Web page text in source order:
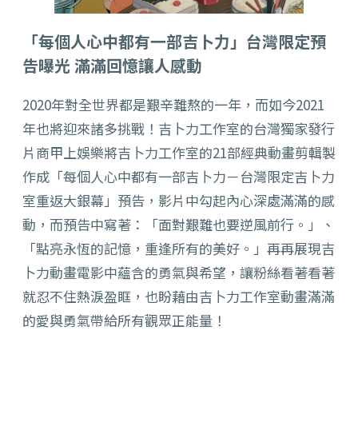
「每個人心中都有一部吉卜力」台灣限定預
告曝光 滿滿回憶讓人感動
2020年對全世界都是艱辛難熬的一年，而如今2021
年也將迎來諸多挑戰！吉卜力工作室的台灣獨家發行
片商甲上娛樂將吉卜力工作室的21部經典動畫剪輯製
作成「每個人心中都有一部吉卜力－台灣限定吉卜力
室重返大銀幕」預告，影片中勾起內心深處滿滿的感
動，而預告中寫著：「面對艱難也要逆風前行。」、
「點亮永恆的記憶，重逢所有的美好。」再再展現吉
卜力動畫電影中蘊含的勇氣與希望，讓粉絲看著看著
就忍不住熱淚盈眶，也盼藉由吉卜力工作室動畫滿滿
的愛與勇氣帶給所有觀眾正能量！